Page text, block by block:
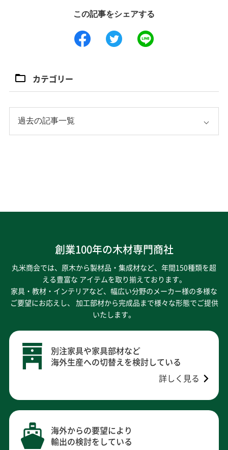
この記事をシェアする
カテゴリー
創業100年の木材専門商社
丸米商会では、原木から製材品・集成材など、年間150種類を超
える豊富な アイテムを取り揃えております。
家具・教材・インテリアなど、幅広い分野のメーカー様の多様な
ご要望にお応えし、
加工部材から完成品まで様々な形態でご提供
いたします。
別注家具や家具部材など
海外生産への切替えを検討している
詳しく見る
海外からの要望により
輸出の検討をしている